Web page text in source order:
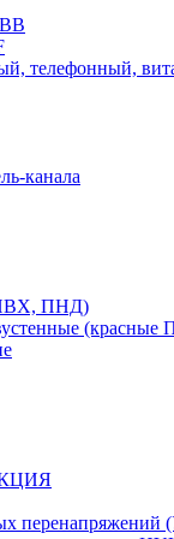
телефонный,
канала
ПНД)
(красные